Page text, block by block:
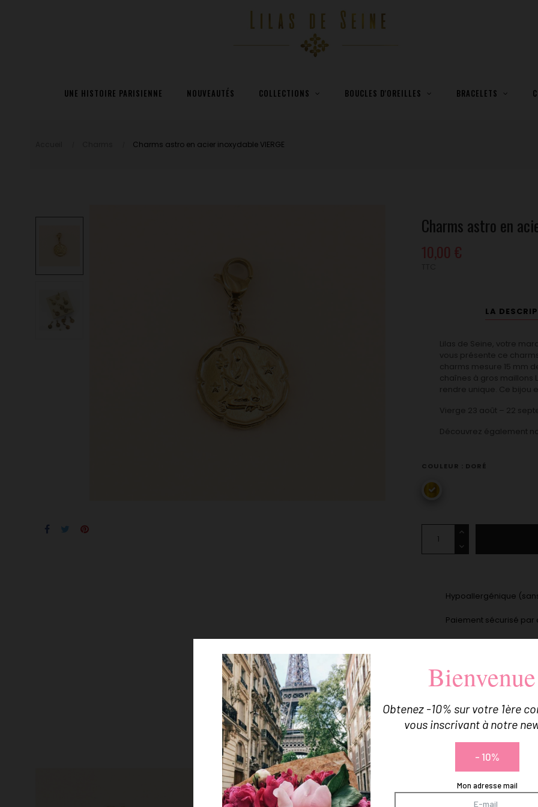
UNE HISTOIRE PARISIENNE NOUVEAUTÉS COLLECTIONS BOUCLES D'OREILLES BRACELETS
Charms astro en acier inoxydable VIERGE
Charms astro en
10,00 €
LA
Lilas de Seine, votre
vous présente ce
charms mesure 15 mm
chaînes à gros maillons
rendre unique. Ce bijou
Vierge 23 août – 22
Découvrez également
COULEUR : DORÉ
doré
Hypoallergénique
Paiement sécurisé
Vos bijoux livrés dans
Vous Pourriez Aussi Aimer
Obtenez -10% sur votre 1ère
vous inscrivant à notre
- 10%
Mon adresse mail